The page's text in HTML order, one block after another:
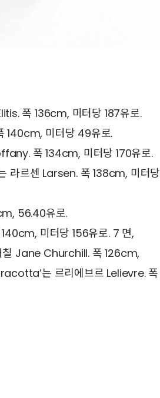
폭 136cm, 미터당 187유로.
140cm, 미터당 49유로.
폭 134cm, 미터당 170유로.
라르센 Larsen. 폭 138cm, 미터당
56.40유로.
미터당 156유로. 7 면,
칠 Jane Churchill. 폭 126cm,
는 르리에브르 Lelievre. 폭